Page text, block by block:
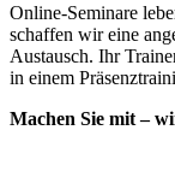
Online-Seminare
schaffen wir eine
Austausch. Ihr
in einem
Machen Sie mit –